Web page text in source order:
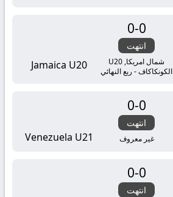
0
-
0
انتهت
شمال امريكا, U20
الكونكاكاف - ربع النهائي
Jamaica U20
0
-
0
انتهت
غير معروف Venezuela U21
0
-
0
انتهت